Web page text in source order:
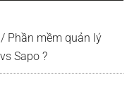
/ Phần mềm quản lý
Sapo ?